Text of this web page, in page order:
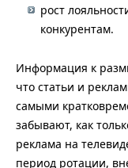
рост
конкурентам.
Информация к
что статьи и
самыми
забывают, как
реклама на
период ротации,